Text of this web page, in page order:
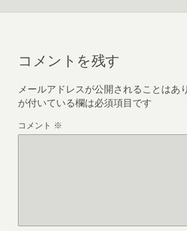
コメントを残す
メールアドレスが公開されることはあ
が付いている欄は必須項目です
コメント ※